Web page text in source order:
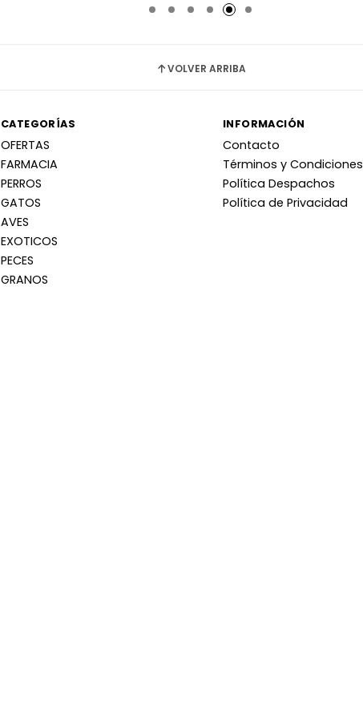
VOLVER ARRIBA
CATEGORÍAS
OFERTAS
FARMACIA
PERROS
GATOS
AVES
EXOTICOS
PECES
GRANOS
INFORMACIÓN
Contacto
Términos y Condiciones
Política Despachos
Política de Privacidad